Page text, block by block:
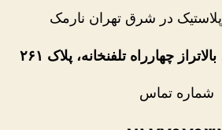
در شرق تهران نارمک
چهارراه تلفنخانه، پلاک ۲۶۱
شماره تماس